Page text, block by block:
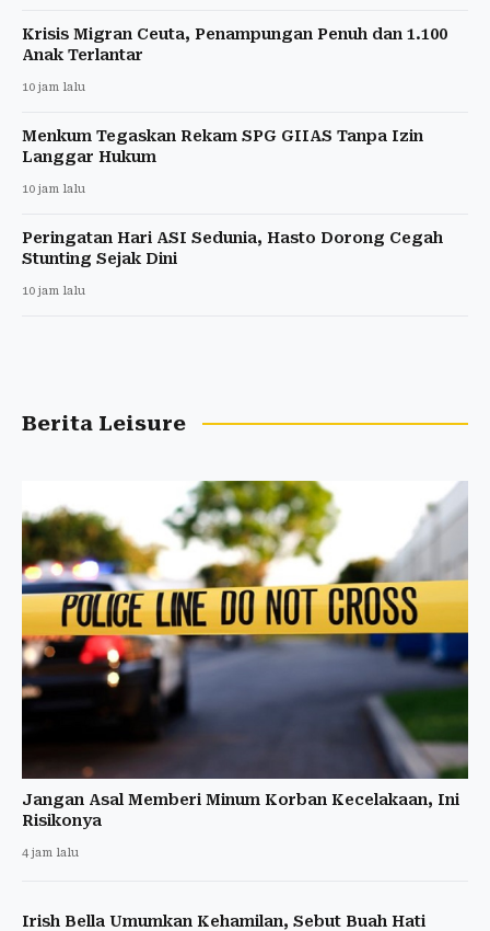
Krisis Migran Ceuta, Penampungan Penuh dan 1.100
Anak Terlantar
10 jam lalu
Menkum Tegaskan Rekam SPG GIIAS Tanpa Izin
Langgar Hukum
10 jam lalu
Peringatan Hari ASI Sedunia, Hasto Dorong Cegah
Stunting Sejak Dini
10 jam lalu
Berita Leisure
Jangan Asal Memberi Minum Korban Kecelakaan, Ini
Risikonya
4 jam lalu
Irish Bella Umumkan Kehamilan, Sebut Buah Hati